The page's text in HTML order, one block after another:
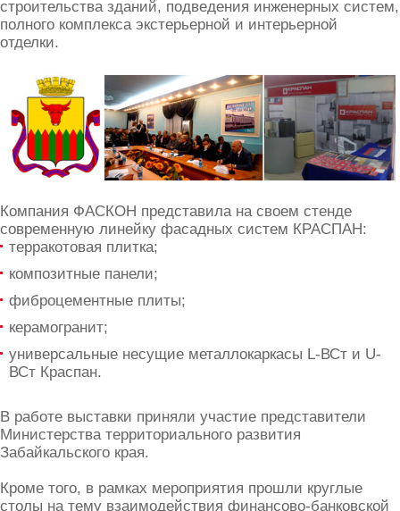
строительства зданий, подведения инженерных систем,
полного комплекса экстерьерной и интерьерной
отделки.
Компания ФАСКОН представила на своем стенде
современную линейку фасадных систем КРАСПАН:
терракотовая плитка;
композитные панели;
фиброцементные плиты;
керамогранит;
универсальные несущие металлокаркасы L-ВСт и U-
ВСт Краспан.
В работе выставки приняли участие представители
Министерства территориального развития
Забайкальского края.
Кроме того, в рамках мероприятия прошли круглые
столы на тему взаимодействия финансово-банковской